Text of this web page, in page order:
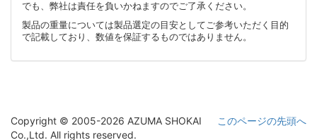
でも、弊社は責任を負いかねますのでご了承ください。
製品の重量については製品選定の目安としてご参考いただく目的
で記載しており、数値を保証するものではありません。
このページの先頭へ
Copyright © 2005-2026 AZUMA SHOKAI
Co.,Ltd. All rights reserved.